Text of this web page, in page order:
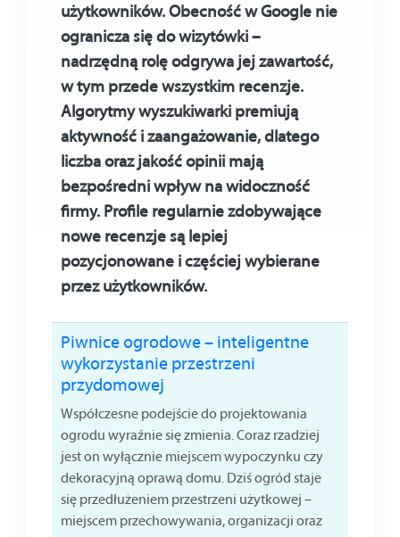
użytkowników. Obecność w Google nie
ogranicza się do wizytówki –
nadrzędną rolę odgrywa jej zawartość,
w tym przede wszystkim recenzje.
Algorytmy wyszukiwarki premiują
aktywność i zaangażowanie, dlatego
liczba oraz jakość opinii mają
bezpośredni wpływ na widoczność
firmy. Profile regularnie zdobywające
nowe recenzje są lepiej
pozycjonowane i częściej wybierane
przez użytkowników.
Piwnice ogrodowe – inteligentne
wykorzystanie przestrzeni
przydomowej
Współczesne podejście do projektowania
ogrodu wyraźnie się zmienia. Coraz rzadziej
jest on wyłącznie miejscem wypoczynku czy
dekoracyjną oprawą domu. Dziś ogród staje
się przedłużeniem przestrzeni użytkowej –
miejscem przechowywania, organizacji oraz